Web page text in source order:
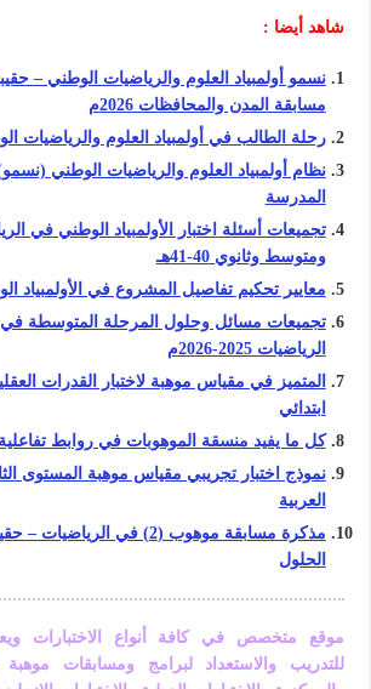
شاهد أيضا :
مسابقة المدن والمحافظات 2026م
رحلة الطالب في أولمبياد العلوم والرياضيات
نظام أولمبياد العلوم والرياضيات الوطني
المدرسة
تجميعات أسئلة اختبار الأولمبياد الوطني في
ومتوسط وثانوي 40-41هـ
معايير تحكيم تفاصيل المشروع في الأولمبياد
تجميعات مسائل وحلول المرحلة المتوسطة في
الرياضيات 2025-2026م
المتميز في مقياس موهبة لاختبار القدرات
ابتدائي
كل ما يفيد منسقة الموهوبات في روابط
نموذج اختبار تجريبي مقياس موهبة المستوى
العربية
مذكرة مسابقة موهوب (2) في
الحلول
موقع متخصص في كافة أنواع الاختبارات
للتدريب والاستعداد لبرامج ومسابقات موهبة